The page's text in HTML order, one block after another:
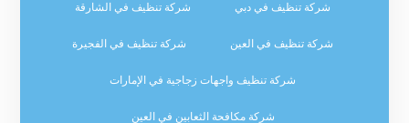
شركة تنظيف في دبي شركة تنظيف في الشارقة
شركة تنظيف في العين شركة تنظيف في الفجيرة
شركة تنظيف واجهات زجاجية في الإمارات
شركة مكافحة الثعابين في العين